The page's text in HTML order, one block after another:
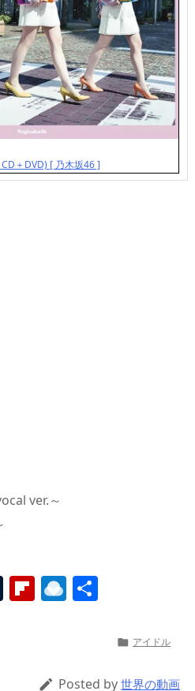
＋DVD) [ 乃木坂46 ]
ver.～
T Fl R
 アイドル
 Posted by 世界の動画